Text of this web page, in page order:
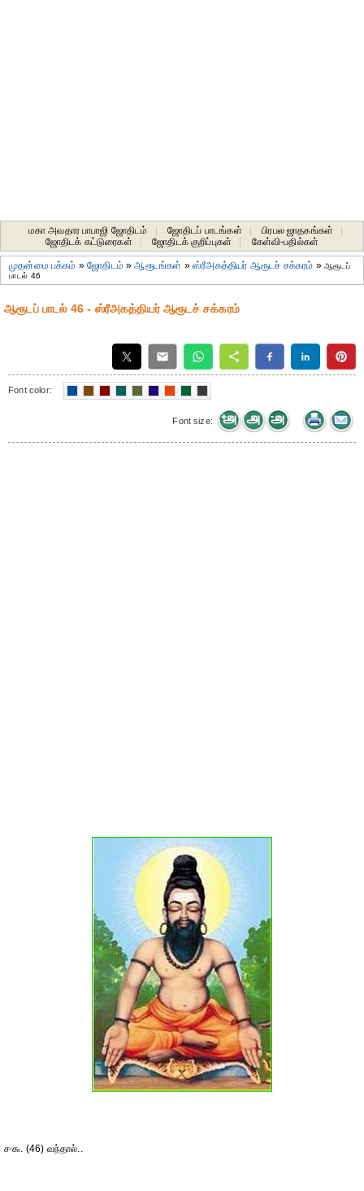
மகா அவதார பாபாஜி ஜோதிடம் ஜோதிடப் பாடங்கள் பிரபல ஜாதகங்கள்
ஜோதிடக் கட்டுரைகள்
ஜோதிடக் குறிப்புகள் கேள்வி-பதில்கள்
முதன்மை பக்கம் »ஜோதிடம் »ஆரூடங்கள் »ஸ்ரீஅகத்தியர் ஆரூடச் சக்கரம் »ஆரூடப்
பாடல் 46
ஆரூடப் பாடல் 46 - ஸ்ரீஅகத்தியர் ஆரூடச் சக்கரம்
Font color:
Font size:
௪௬. (46) வந்தால்..